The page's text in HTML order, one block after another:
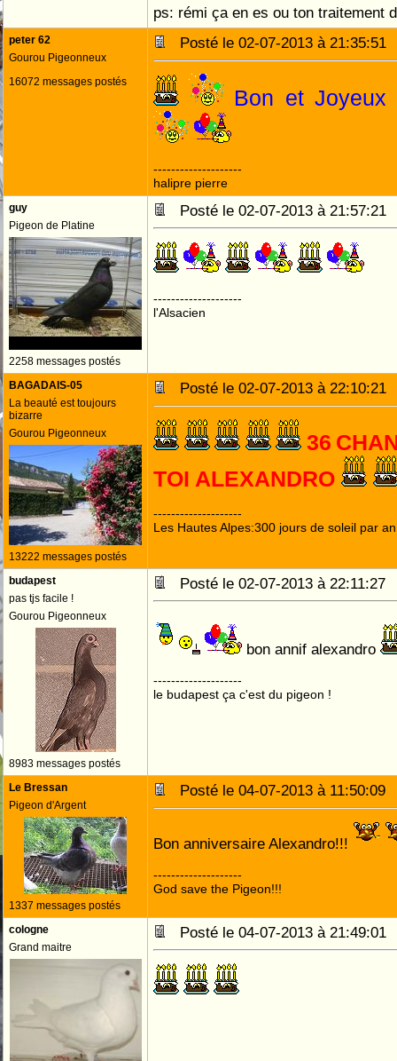
ps: rémi ça en es ou ton traitement
peter 62
Gourou Pigeonneux
16072 messages postés
Posté le 02-07-2013 à
--------------------
halipre pierre
guy
Pigeon de Platine
2258 messages postés
Posté le 02-07-2013 à
--------------------
l'Alsacien
BAGADAIS-05
La beauté est toujours
bizarre
Gourou Pigeonneux
13222 messages postés
Posté le 02-07-2013 à
36
TOI ALEXANDRO
--------------------
Les Hautes Alpes:300 jours de soleil par an
budapest
pas tjs facile !
Gourou Pigeonneux
8983 messages postés
Posté le 02-07-2013 à
bon annif alexandro
--------------------
le budapest ça c'est du pigeon !
Le Bressan
Pigeon d'Argent
1337 messages postés
Posté le 04-07-2013 à
Bon anniversaire Alexandro!!!
--------------------
God save the Pigeon!!!
cologne
Grand maitre
Posté le 04-07-2013 à